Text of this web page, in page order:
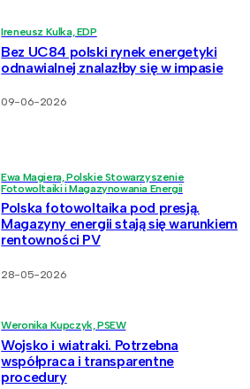
Ireneusz Kulka, EDP
Bez UC84 polski rynek energetyki
odnawialnej znalazłby się w impasie
09-06-2026
Ewa Magiera, Polskie Stowarzyszenie
Fotowoltaiki i Magazynowania Energii
Polska fotowoltaika pod presją.
Magazyny energii stają się warunkiem
rentowności PV
28-05-2026
Weronika Kupczyk, PSEW
Wojsko i wiatraki. Potrzebna
współpraca i transparentne
procedury